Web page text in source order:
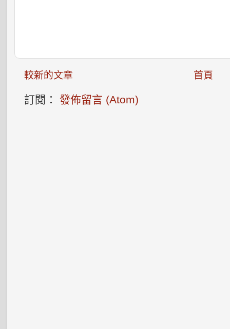
較新的文章 首頁
訂閱： 發佈留言 (Atom)